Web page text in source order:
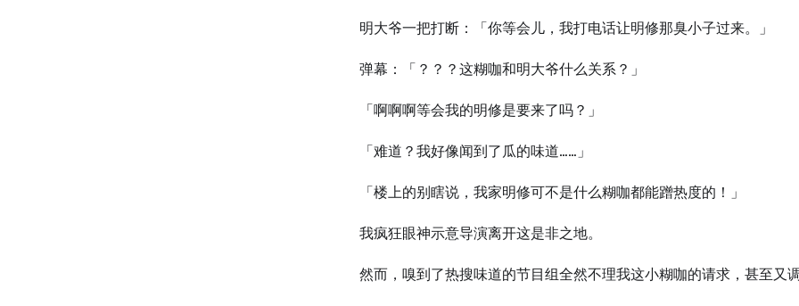
明大爷一把打断：「你等会儿，我打电话让明修那臭小子过来。」
弹幕：「？？？这糊咖和明大爷什么关系？」
「啊啊啊等会我的明修是要来了吗？」
「难道？我好像闻到了瓜的味道……」
「楼上的别瞎说，我家明修可不是什么糊咖都能蹭热度的！」
我疯狂眼神示意导演离开这是非之地。
然而，嗅到了热搜味道的节目组全然不理我这小糊咖的请求，甚至又